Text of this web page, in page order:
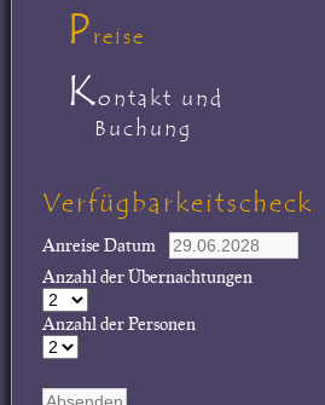
Preise
Kontakt und
Buchung
Verfügbarkeitscheck
Anreise Datum
Anzahl der Übernachtungen
Anzahl der Personen